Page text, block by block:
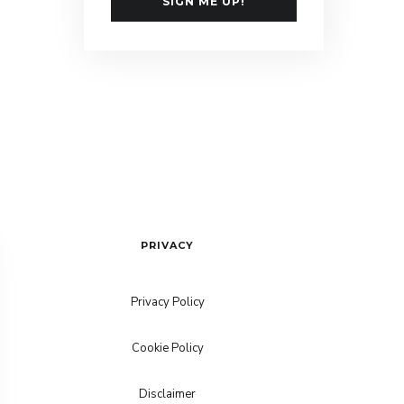
PRIVACY
Privacy Policy
Cookie Policy
Disclaimer